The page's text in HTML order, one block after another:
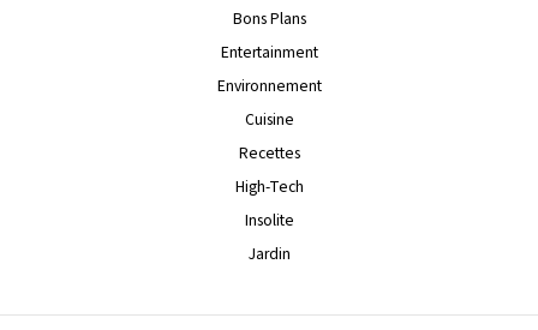
Bons Plans
Entertainment
Environnement
Cuisine
Recettes
High-Tech
Insolite
Jardin